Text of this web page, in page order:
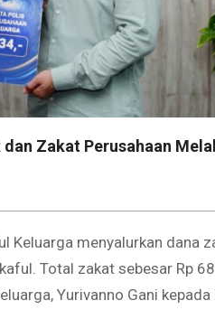
Zakat Perusahaan
Keluarga menyalurkan dana
Total zakat sebesar Rp
Yurivanno Gani